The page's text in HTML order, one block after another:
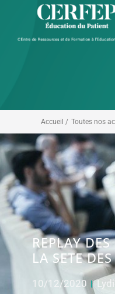
Accueil / Toutes nos
REPLAY
LA SETE
10/12/2020